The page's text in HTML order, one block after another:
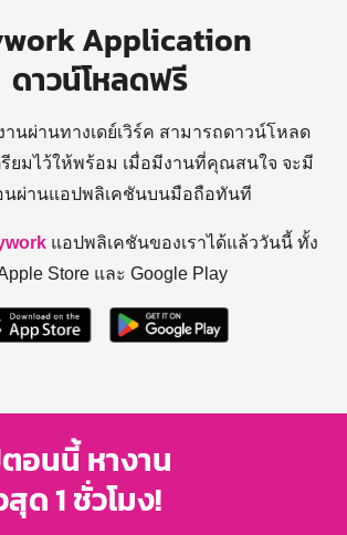
Application
ดาวน์โหลดฟรี
นผ่านทางเดย์เวิร์ค สามารถดาวน์โหลด
ยมไว้ให้พร้อม เมื่อมีงานที่คุณสนใจ จะมี
นผ่านแอปพลิเคชันบนมือถือทันที
แอปพลิเคชันของเราได้แล้ววันนี้ ทั้ง
Store และ Google Play
อนนี้ หางาน
ด 1 ชั่วโมง!